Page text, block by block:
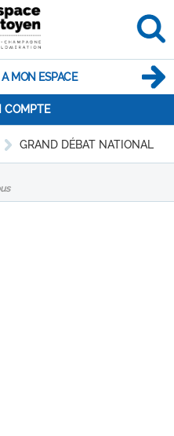
MON ESPACE
COMPTE
GRAND DÉBAT NATIONAL